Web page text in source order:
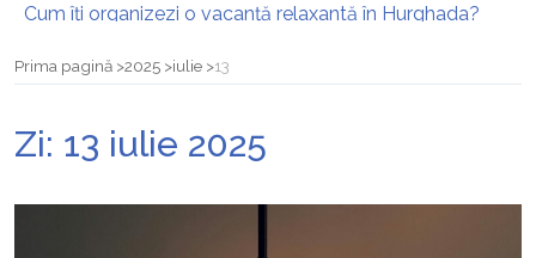
Cum îți organizezi o vacanță relaxantă în Hurghada?
Diverticulita: când este necesară operația?
Prima pagină 2025 iulie 13
Zi: 13 iulie 2025